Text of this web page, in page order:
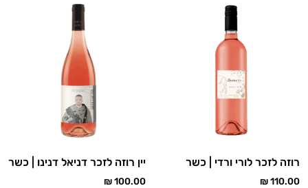
רוזה לזכר לורי ורדי | כשר
₪110.00
יין רוזה לזכר דניאל דנינו | כשר
₪100.00